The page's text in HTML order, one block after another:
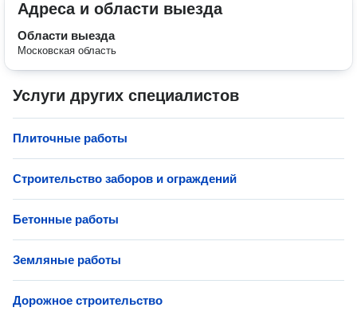
Адреса и области выезда
Области выезда
Московская область
Услуги других специалистов
Плиточные работы
Строительство заборов и ограждений
Бетонные работы
Земляные работы
Дорожное строительство